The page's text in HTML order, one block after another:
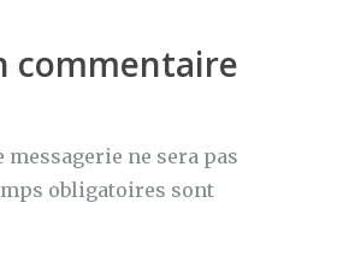
commentaire
messagerie ne sera pas
obligatoires sont